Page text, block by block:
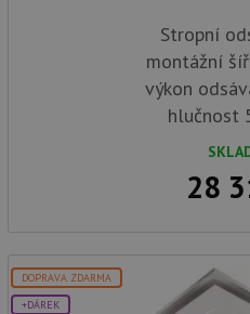
Stropní
montážní
výkon
hlučnost
28
DOPRAVA ZDARMA
+DÁREK